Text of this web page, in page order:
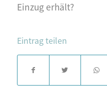
Einzug erhält?
Eintrag teilen